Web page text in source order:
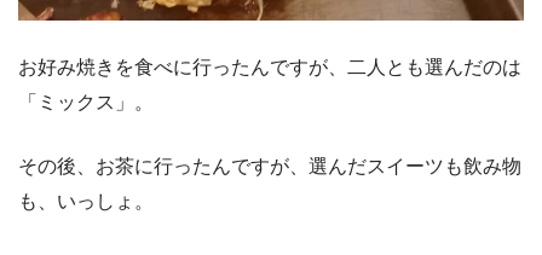
お好み焼きを食べに行ったんですが、二人とも選んだのは
「ミックス」。
その後、お茶に行ったんですが、選んだスイーツも飲み物
も、いっしょ。